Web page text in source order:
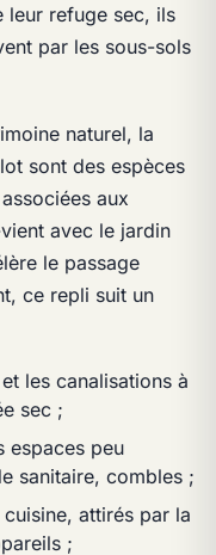
leur refuge sec, ils
par les sous-sols
naturel, la
sont des espèces
aux
avec le jardin
le passage
ce repli suit un
les canalisations à
sec ;
espaces peu
sanitaire, combles ;
attirés par la
;